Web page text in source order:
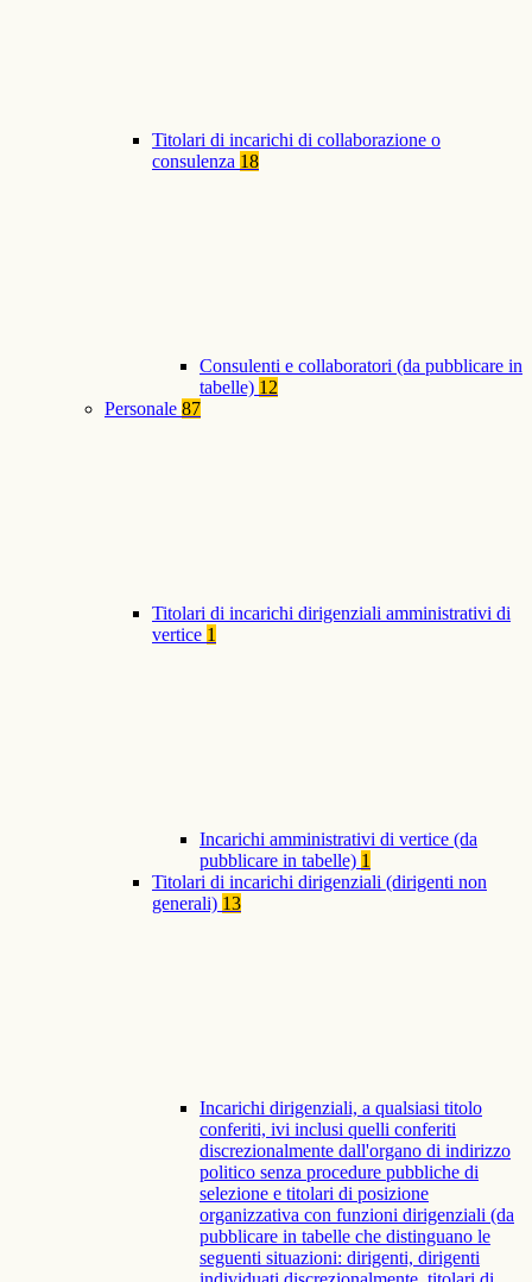
Titolari di incarichi di collaborazione o
consulenza 18
Consulenti e collaboratori (da pubblicare in
tabelle) 12
Personale 87
Titolari di incarichi dirigenziali amministrativi di
vertice 1
Incarichi amministrativi di vertice (da
pubblicare in tabelle) 1
Titolari di incarichi dirigenziali (dirigenti non
generali) 13
Incarichi dirigenziali, a qualsiasi titolo
conferiti, ivi inclusi quelli conferiti
discrezionalmente dall'organo di indirizzo
politico senza procedure pubbliche di
selezione e titolari di posizione
organizzativa con funzioni dirigenziali (da
pubblicare in tabelle che distinguano le
seguenti situazioni: dirigenti, dirigenti